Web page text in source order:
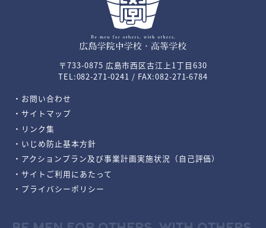
〒733-0875 広島市西区古江上1丁目630
TEL:082-271-0241 / FAX:082-271-6784
・お問い合わせ
・サイトマップ
・リンク集
・いじめ防止基本方針
・アクションプラン及び事業計画実施状況（自己評価）
・サイトご利用にあたって
・プライバシーポリシー